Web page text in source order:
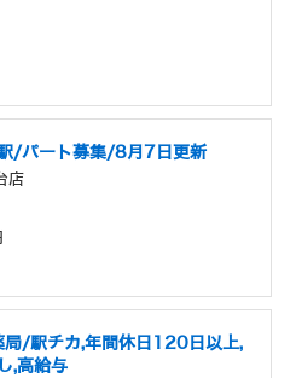
/パート募集/8月7日更新
店
局/駅チカ,年間休日120日以上,
,高給与